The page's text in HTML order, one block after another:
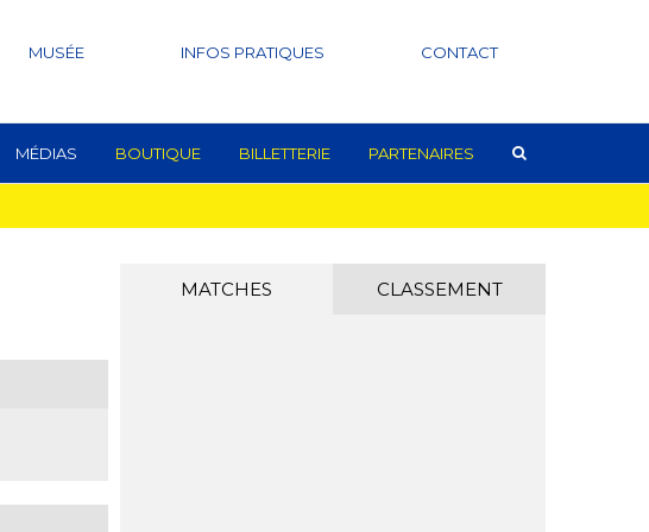
MUSÉE INFOS PRATIQUES CONTACT
MÉDIAS BOUTIQUE BILLETTERIE PARTENAIRES
MATCHES CLASSEMENT